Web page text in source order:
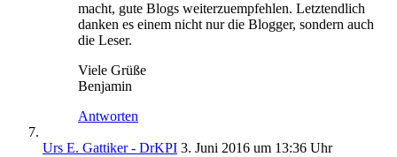
macht, gute Blogs weiterzuempfehlen. Letztendlich
danken es einem nicht nur die Blogger, sondern auch
die Leser.
Viele Grüße
Benjamin
Antworten
Urs E. Gattiker - DrKPI 3. Juni 2016 um 13:36 Uhr